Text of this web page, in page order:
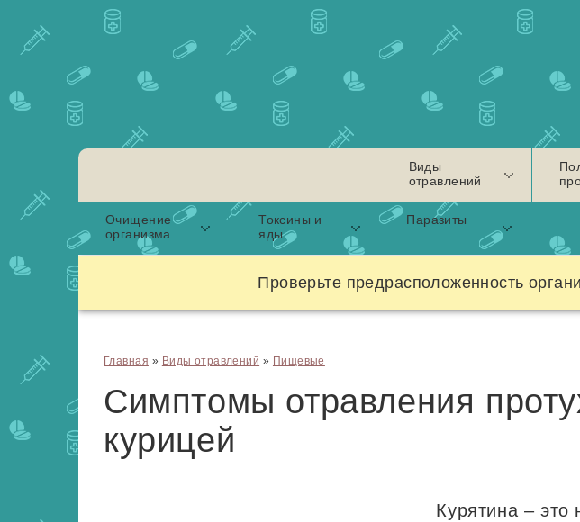
Виды
отравлений
Очищение
организма
Токсины и
яды
Паразиты
Проверьте предрасположенность
Главная » Виды отравлений » Пищевые
Симптомы отравления
курицей
Курятина – это